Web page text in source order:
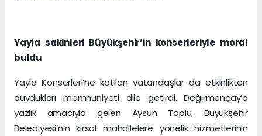
Yayla sakinleri Büyükşehir’in konserleriyle moral
buldu
Yayla Konserleri’ne katılan vatandaşlar da etkinlikten
duydukları memnuniyeti dile getirdi. Değirmençay’a
yazlık amacıyla gelen Aysun Toplu, Büyükşehir
Belediyesi’nin kırsal mahallelere yönelik hizmetlerinin